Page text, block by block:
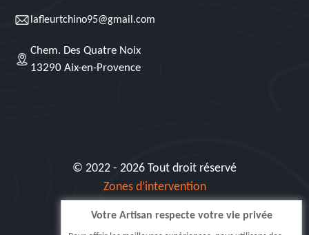
lafleurtchino95@gmail.com
Chem. Des Quatre Noix
13290 Aix-en-Provence
© 2022 - 2026 Tout droit réservé
Zones d’intervention
Siret: 515 062 404 000 30
Votre Artisan respecte votre vie privée